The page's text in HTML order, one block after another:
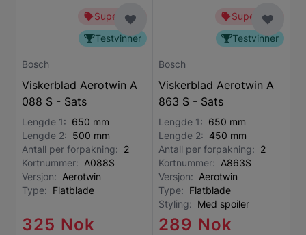
Superbillig
Testvinner
Bosch
Viskerblad Aerotwin A
088 S - Sats
Lengde 1: 650 mm
Lengde 2: 500 mm
Antall per forpakning: 2
Kortnummer: A088S
Versjon: Aerotwin
Type: Flatblade
325 Nok
Superbillig
Testvinner
Bosch
Viskerblad Aerotwin A
863 S - Sats
Lengde 1: 650 mm
Lengde 2: 450 mm
Antall per forpakning: 2
Kortnummer: A863S
Versjon: Aerotwin
Type: Flatblade
Styling: Med spoiler
289 Nok